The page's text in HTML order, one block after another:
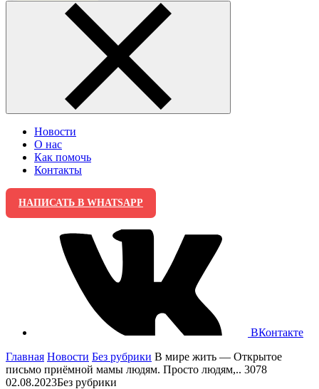
Новости
О нас
Как помочь
Контакты
НАПИСАТЬ В WHATSAPP
ВКонтакте
Главная Новости Без рубрики В мире жить — Открытое
письмо приёмной мамы людям. Просто людям,.. 3078
02.08.2023Без рубрики